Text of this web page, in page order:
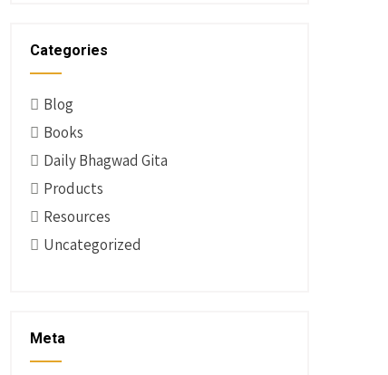
Categories
Blog
Books
Daily Bhagwad Gita
Products
Resources
Uncategorized
Meta